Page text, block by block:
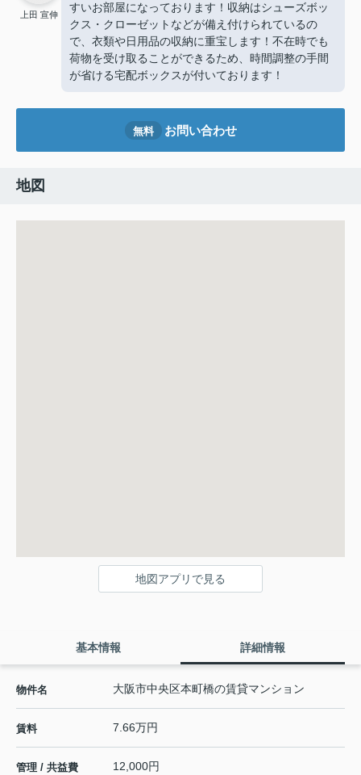
上田 宣伸
すいお部屋になっております！収納はシューズボッ
クス・クローゼットなどが備え付けられているの
で、衣類や日用品の収納に重宝します！不在時でも
荷物を受け取ることができるため、時間調整の手間
が省ける宅配ボックスが付いております！
無料 お問い合わせ
地図
地図アプリで見る
基本情報 詳細情報
物件名 大阪市中央区本町橋の賃貸マンション
賃料 7.66万円
管理 / 共益費 12,000円